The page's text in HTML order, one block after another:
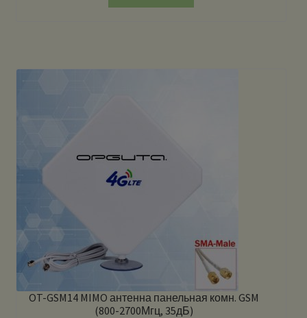
OT-GSM14 MIMO антенна панельная комн. GSM
(800-2700Мгц, 35дБ)